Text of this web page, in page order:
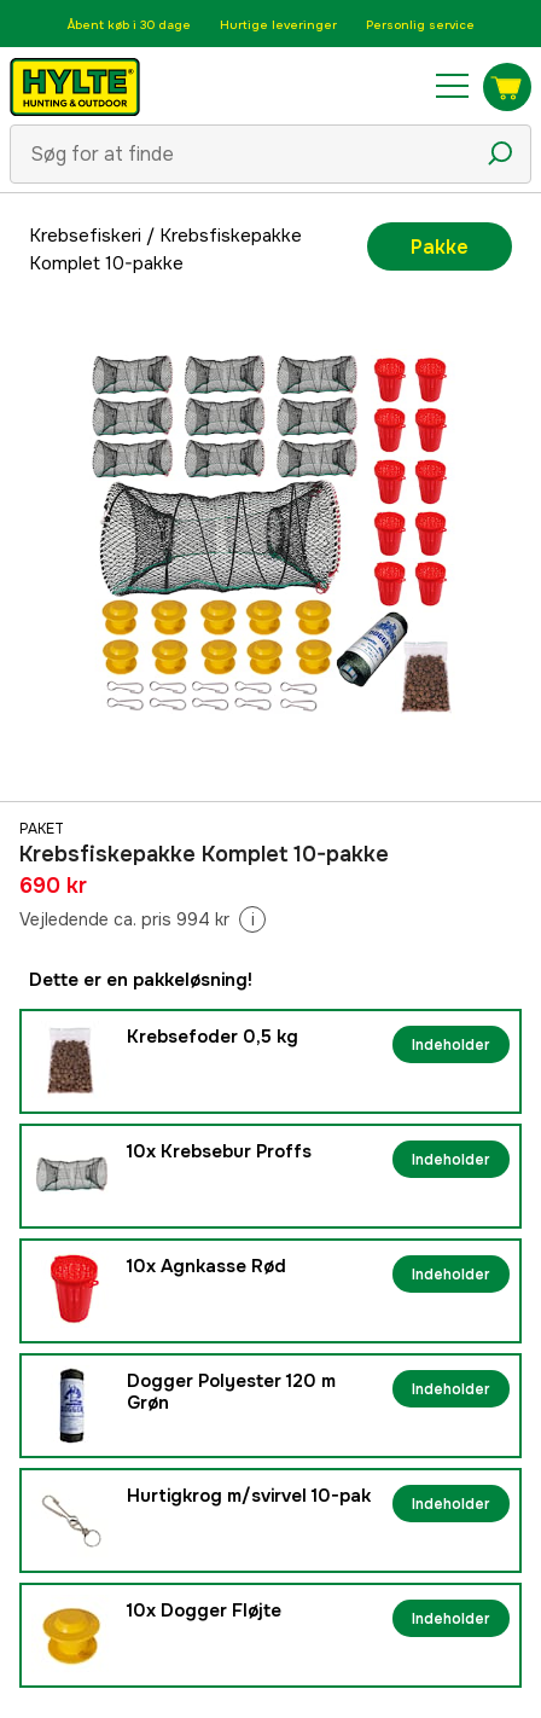
Åbent køb i 30 dage Hurtige leveringer Personlig service
Krebsefiskeri / Krebsfiskepakke
Komplet 10-pakke
Pakke
PAKET
Krebsfiskepakke Komplet 10-pakke
690 kr
Vejledende ca. pris 994 kr i
Dette er en pakkeløsning!
Krebsefoder 0,5 kg Indeholder
10x Krebsebur Proffs Indeholder
10x Agnkasse Rød Indeholder
Dogger Polyester 120 m
Grøn
Indeholder
Hurtigkrog m/svirvel 10-pak Indeholder
10x Dogger Fløjte Indeholder